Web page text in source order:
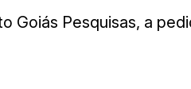
Goiás Pesquisas, a